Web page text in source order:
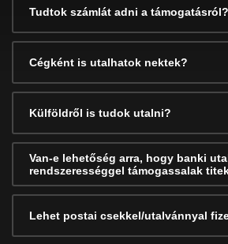
Tudtok számlát adni a támogatásról?
Cégként is utalhatok nektek?
Külföldről is tudok utalni?
Van-e lehetőség arra, hogy banki
rendszerességgel támogassalak
Lehet postai csekkel/utalvánnyal